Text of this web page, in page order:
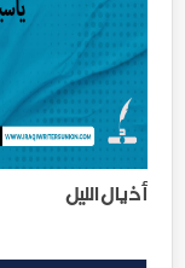
أذيال الليل